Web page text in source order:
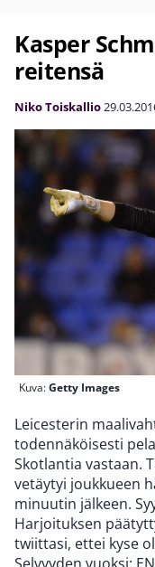
Kasper
reitensä
Niko Toiskallio
Kuva:Getty Images
Leicesterin
todennäköisesti
Skotlantia vastaan.
vetäytyi joukkueen
minuutin jälkeen.
Harjoituksen
twiittasi, ettei kyse